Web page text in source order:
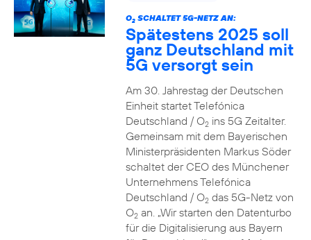
O2SCHALTET 5G-NETZ AN:
Spätestens 2025 soll
ganz Deutschland mit
5G versorgt sein
Am 30. Jahrestag der Deutschen
Einheit startet Telefónica
Deutschland / O2ins 5G Zeitalter.
Gemeinsam mit dem Bayerischen
Ministerpräsidenten Markus Söder
schaltet der CEO des Münchener
Unternehmens Telefónica
Deutschland / O2das 5G-Netz von
O2an. „Wir starten den Datenturbo
für die Digitalisierung aus Bayern